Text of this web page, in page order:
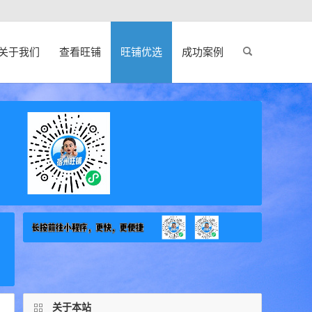
于我们 查看旺铺 旺铺优选 成功案例
关于本站